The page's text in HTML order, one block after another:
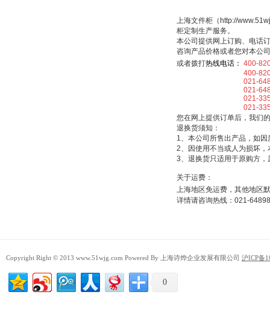
上海文件柜（http://
柜定制生产服务。
本公司提供网上订购、电话
咨询产品价格或者您对本公
或者拨打热线电话： 400-
400-820-
021-
021-
021-
021-
您在网上提供订单后，我们
退换货须知：
1、本公司所售出产品，如
2、因使用不当或人为损坏
3、退换货只适用于原购方
关于运费：
上海地区免运费，其他地区
详情请咨询热线：021-
Copyright Right © 2013 www.51wjg.com Powered By 上海诗烨企业发展有限公司 沪ICP备
0